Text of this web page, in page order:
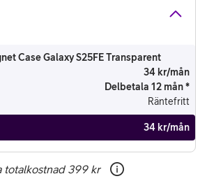
Case Galaxy S25FE Transparent
34 kr/mån
Delbetala 12 mån *
Räntefritt
34 kr/mån
totalkostnad 399 kr